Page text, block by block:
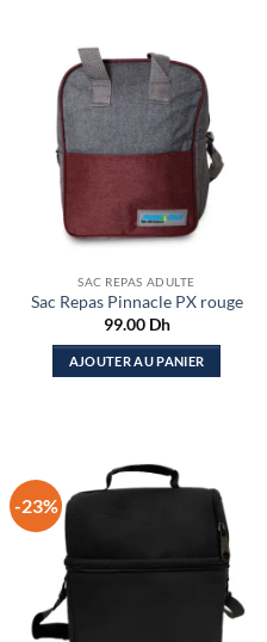
SAC REPAS ADULTE
Sac Repas Pinnacle PX rouge
99.00 Dh
AJOUTER AU PANIER
-23%